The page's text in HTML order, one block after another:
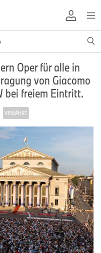
Oper für alle in
von Giacomo
bei freiem Eintritt.
VERJÄHRT